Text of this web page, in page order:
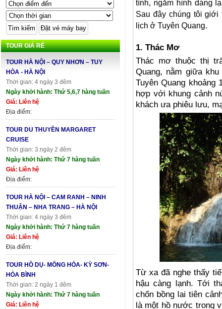
TOUR GIÁ RẺ
TOUR HÀ NỘI – QUY NHƠN – TUY
HÒA - HÀ NỘI
Thời gian: 4 ngày 3 đêm
Ngày khởi hành: Thứ 5,6,7 hàng tuần
Giá: Liên hệ
Địa điểm:
TOUR DU THUYỀN MARGARET
CRUISE
Thời gian: 3 ngày 2 đêm
Ngày khởi hành: Thứ 7 hàng tuần
Giá: Liên hệ
Địa điểm:
TOUR HÀ NỘI – CAM RANH – NINH
THUẬN – NHA TRANG – HÀ NỘI
Thời gian: 4 ngày 3 đêm
Ngày khởi hành: Thứ 7 hàng tuần
Giá: Liên hệ
Địa điểm:
TOUR HỒ DỤ- MÔNG HÓA- KỲ SƠN-
HÒA BÌNH
Thời gian: 2 ngày 1 đêm
Ngày khởi hành: Thứ 7 hàng tuần
Giá: Liên hệ
tình, ngắm hình dáng
Sau đây chúng tôi
lịch ở Tuyên Quang.
1. Thác Mơ
Thác mơ thuộc thị
Quang, nằm giữa
Tuyên Quang
hợp với khung cảnh
khách ưa phiêu lưu,
Từ xa đã nghe thấy
hậu càng lạnh. Tới
chốn bồng lai tiên
là một hồ nước trong